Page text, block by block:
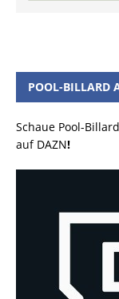
POOL-BILLARD
Schaue Pool-
auf DAZN!